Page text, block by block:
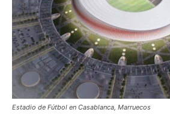
Estadio de Fútbol en Casablanca, Marruecos